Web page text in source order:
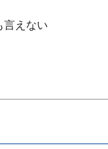
言えない